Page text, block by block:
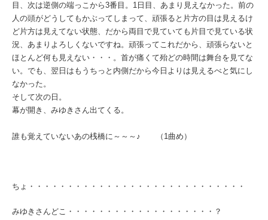
目、次は逆側の端っこから3番目。1日目、あまり見えなかった。前の
人の頭がどうしてもかぶってしまって、頑張ると片方の目は見えるけ
ど片方は見えてない状態、だから両目で見ていても片目で見ている状
況、あまりよろしくないですね。頑張ってこれだから、頑張らないと
ほとんど何も見えない・・・。首が痛くて殆どの時間は舞台を見てな
い。でも、翌日はもうちっと内側だから今日よりは見えるべと気にし
なかった。
そして次の日。
幕が開き、みゆきさん出てくる。
誰も覚えていないあの桟橋に～～～♪ （1曲め）
ちょ・・・・・・・・・・・・・・・・・・・・・・・・・・・・
みゆきさんどこ・・・・・・・・・・・・・・・・・・・？